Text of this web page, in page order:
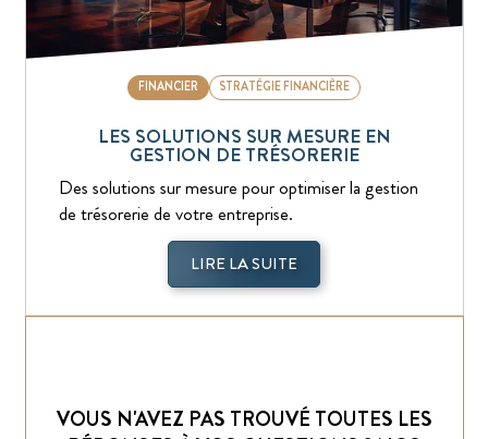
STRATÉGIE FINANCIÈRE
FINANCIER
LES SOLUTIONS SUR MESURE EN
GESTION DE TRÉSORERIE
Des solutions sur mesure pour optimiser la gestion
de trésorerie de votre entreprise.
LIRE LA SUITE
VOUS N'AVEZ PAS TROUVÉ TOUTES LES